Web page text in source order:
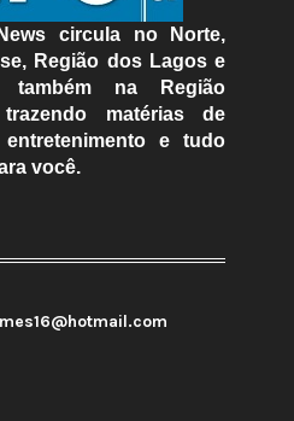
circula no Norte,
Região dos Lagos e
também na Região
matérias de
e tudo
você.